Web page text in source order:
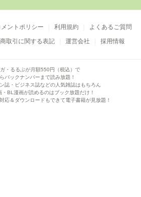
メントポリシー 利用規約
よくあるご質問
取引に関する表記 運営会社 採用情報
・るるぶが月額550円（税込）で
バックナンバーまで読み放題！
誌・ビジネス誌などの人気雑誌はもちろん
BL漫画が読めるのはブック放題だけ！
応＆ダウンロードもできて電子書籍が見放題！